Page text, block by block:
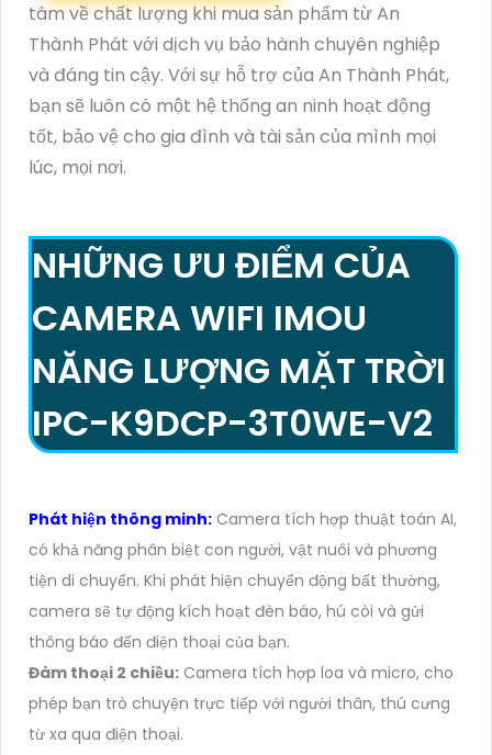
tâm về chất lượng khi mua sản phẩm từ An
Thành Phát với dịch vụ bảo hành chuyên nghiệp
và đáng tin cậy. Với sự hỗ trợ của An Thành Phát,
bạn sẽ luôn có một hệ thống an ninh hoạt động
tốt, bảo vệ cho gia đình và tài sản của mình mọi
lúc, mọi nơi.
NHỮNG ƯU ĐIỂM CỦA
CAMERA WIFI IMOU
NĂNG LƯỢNG MẶT TRỜI
IPC-K9DCP-3T0WE-V2
Phát hiện thông minh: Camera tích hợp thuật toán AI,
có khả năng phân biệt con người, vật nuôi và phương
tiện di chuyển. Khi phát hiện chuyển động bất thường,
camera sẽ tự động kích hoạt đèn báo, hú còi và gửi
thông báo đến điện thoại của bạn.
Đàm thoại 2 chiều: Camera tích hợp loa và micro, cho
phép bạn trò chuyện trực tiếp với người thân, thú cưng
từ xa qua điện thoại.